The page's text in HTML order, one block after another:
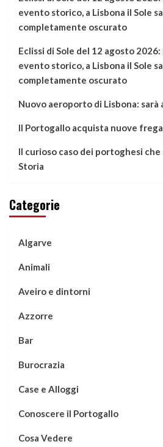
evento storico, a Lisbona il Sole
completamente oscurato
Eclissi di Sole del 12 agosto
evento storico, a Lisbona il Sole
completamente oscurato
Nuovo aeroporto di Lisbona:
Il Portogallo acquista nuove
Il curioso caso dei portoghesi che
Storia
Categorie
Algarve
Animali
Aveiro e dintorni
Azzorre
Bar
Burocrazia
Case e Alloggi
Conoscere il Portogallo
Cosa Vedere